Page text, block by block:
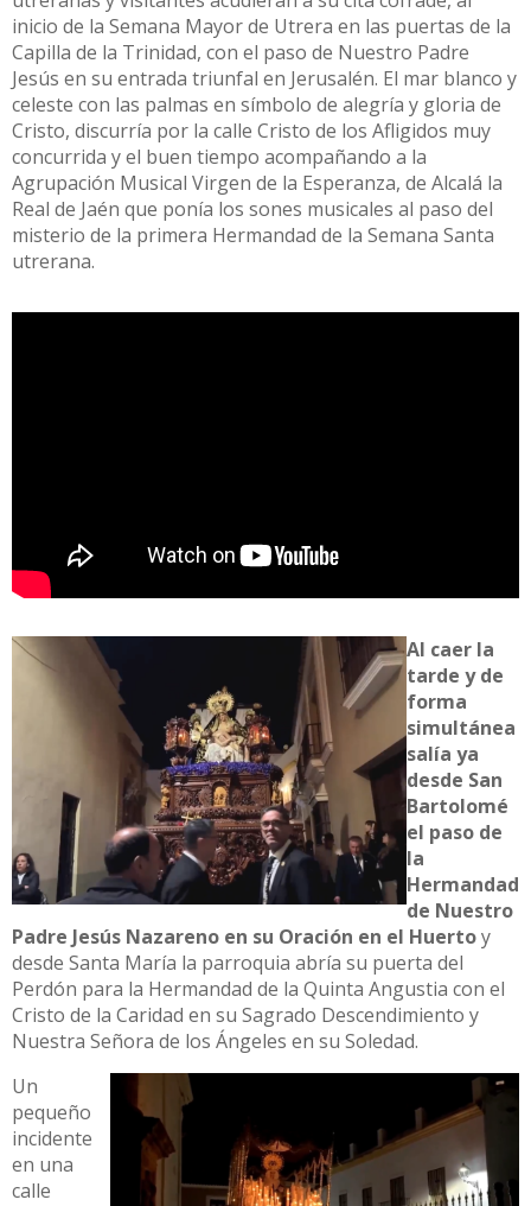
inicio de la Semana Mayor de Utrera en las puertas de la
Capilla de la Trinidad, con el paso de Nuestro Padre
Jesús en su entrada triunfal en Jerusalén. El mar blanco y
celeste con las palmas en símbolo de alegría y gloria de
Cristo, discurría por la calle Cristo de los Afligidos muy
concurrida y el buen tiempo acompañando a la
Agrupación Musical Virgen de la Esperanza, de Alcalá la
Real de Jaén que ponía los sones musicales al paso del
misterio de la primera Hermandad de la Semana Santa
utrerana.
Al caer la
tarde y de
forma
simultánea
salía ya
desde San
Bartolomé
el paso de
la
Hermandad
de Nuestro
Padre Jesús Nazareno en su Oración en el Huertoy
desde Santa María la parroquia abría su puerta del
Perdón para la Hermandad de la Quinta Angustia con el
Cristo de la Caridad en su Sagrado Descendimiento y
Nuestra Señora de los Ángeles en su Soledad.
Un
pequeño
incidente
en una
calle